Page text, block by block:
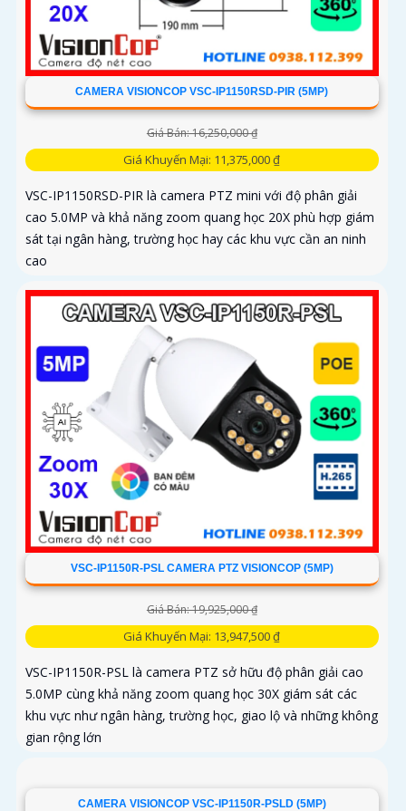
CAMERA VISIONCOP VSC-IP1150RSD-PIR (5MP)
Giá Bán: 16,250,000 ₫
Giá Khuyến Mại: 11,375,000 ₫
VSC-IP1150RSD-PIR là camera PTZ mini với độ phân giải
cao 5.0MP và khả năng zoom quang học 20X phù hợp giám
sát tại ngân hàng, trường học hay các khu vực cần an ninh
cao
VSC-IP1150R-PSL CAMERA PTZ VISIONCOP (5MP)
Giá Bán: 19,925,000 ₫
Giá Khuyến Mại: 13,947,500 ₫
VSC-IP1150R-PSL là camera PTZ sở hữu độ phân giải cao
5.0MP cùng khả năng zoom quang học 30X giám sát các
khu vực như ngân hàng, trường học, giao lộ và những không
gian rộng lớn